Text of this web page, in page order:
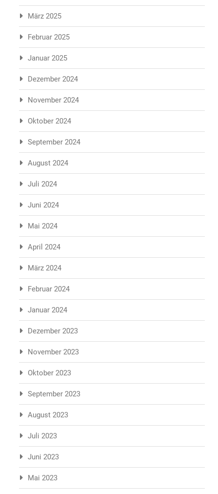
März 2025
Februar 2025
Januar 2025
Dezember 2024
November 2024
Oktober 2024
September 2024
August 2024
Juli 2024
Juni 2024
Mai 2024
April 2024
März 2024
Februar 2024
Januar 2024
Dezember 2023
November 2023
Oktober 2023
September 2023
August 2023
Juli 2023
Juni 2023
Mai 2023